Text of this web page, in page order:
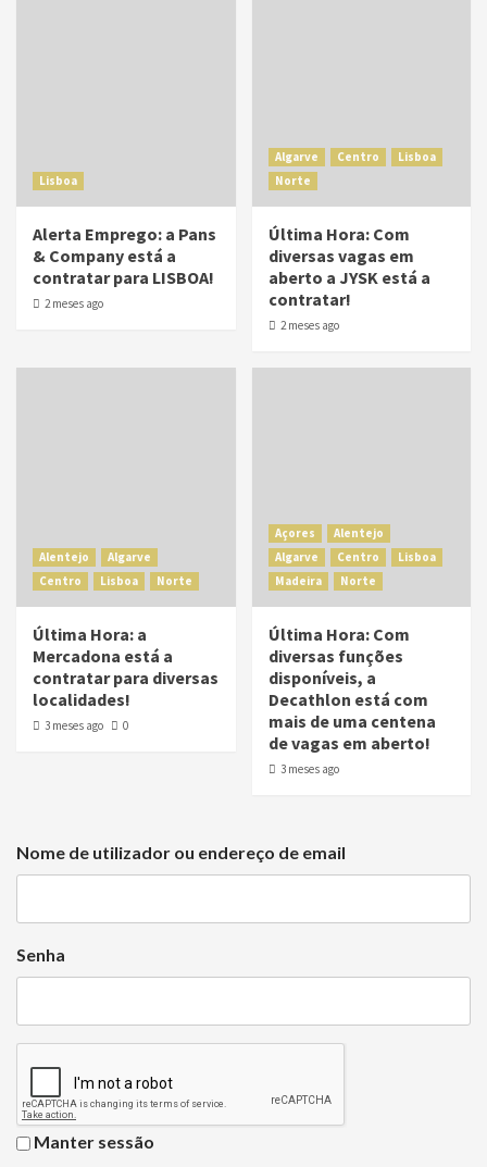
Lisboa
Alerta Emprego: a Pans
& Company está a
contratar para LISBOA!
2 meses ago
Algarve Centro
Lisboa
Norte
Última Hora: Com
diversas vagas em
aberto a JYSK está a
contratar!
2 meses ago
Alentejo
Algarve
Centro
Lisboa Norte
Última Hora: a
Mercadona está a
contratar para diversas
localidades!
3 meses ago 0
Açores
Alentejo
Algarve
Centro
Lisboa
Madeira
Norte
Última Hora: Com
diversas funções
disponíveis, a
Decathlon está com
mais de uma centena
de vagas em aberto!
3 meses ago
Nome de utilizador ou endereço de email
Senha
Manter sessão